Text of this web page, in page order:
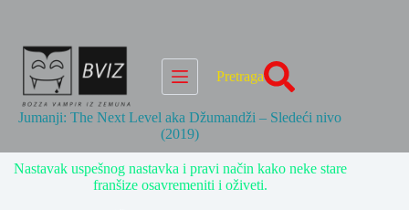
Pretraga
Jumanji: The Next Level aka Džumandži – Sledeći nivo
(2019)
Nastavak uspešnog nastavka i pravi način kako neke stare
franšize osavremeniti i oživeti.